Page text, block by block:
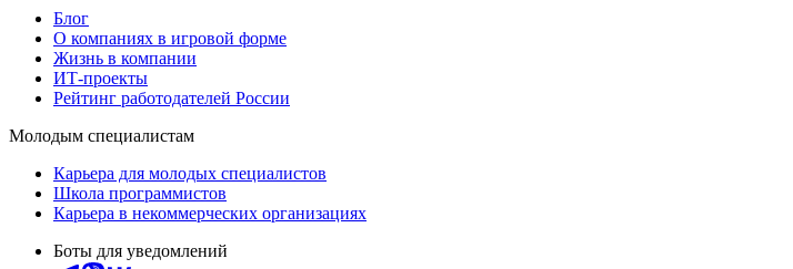
Блог
О компаниях в игровой форме
Жизнь в компании
ИТ-проекты
Рейтинг работодателей России
Молодым специалистам
Карьера для молодых специалистов
Школа программистов
Карьера в некоммерческих организациях
Боты для уведомлений